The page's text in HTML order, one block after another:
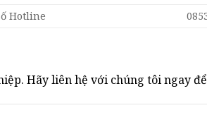
Hotline
Hãy liên hệ với chúng tôi ngay